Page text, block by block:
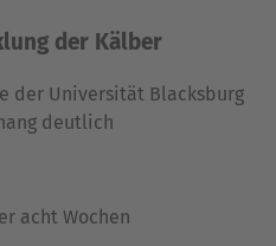
der Kälber
der Universität Blacksburg
deutlich
acht Wochen